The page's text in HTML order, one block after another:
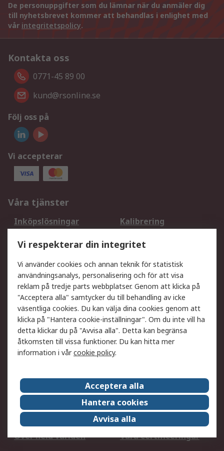
De personuppgifter som du lämnar när du anmäler dig
till nyhetsbrevet kommer att behandlas i enlighet med
vår integritetspolicy.
Kontakta oss
0771-45 89 00
kund@rsonline.se
Följ oss på
Vi accepterar
Våra tjänster
Inköpslösningar
Kalibrering
DesignSpark
Teknisk Support
Ditt lokala säljteam
Exportlösningar
Support
Få hjälp
Retur av varor
Leverans
Spåra din order
Begär en fakturakopi
Fördelar med RS-konto
Betalningsalternativ
Om RS
Försäljningsvillkor
Det juridiska
Press Centre
Jobba hos RS
ESG
Över hela världen
Våra certificeringar
Vi respekterar din integritet
Vi använder cookies och annan teknik för statistisk
användningsanalys, personalisering och för att visa
reklam på tredje parts webbplatser. Genom att klicka på
"Acceptera alla" samtycker du till behandling av icke
väsentliga cookies. Du kan välja dina cookies genom att
klicka på "Hantera cookie-inställningar". Om du inte vill ha
detta klickar du på "Avvisa alla". Detta kan begränsa
åtkomsten till vissa funktioner. Du kan hitta mer
information i vårcookie policy.
Acceptera alla
Hantera cookies
Avvisa alla